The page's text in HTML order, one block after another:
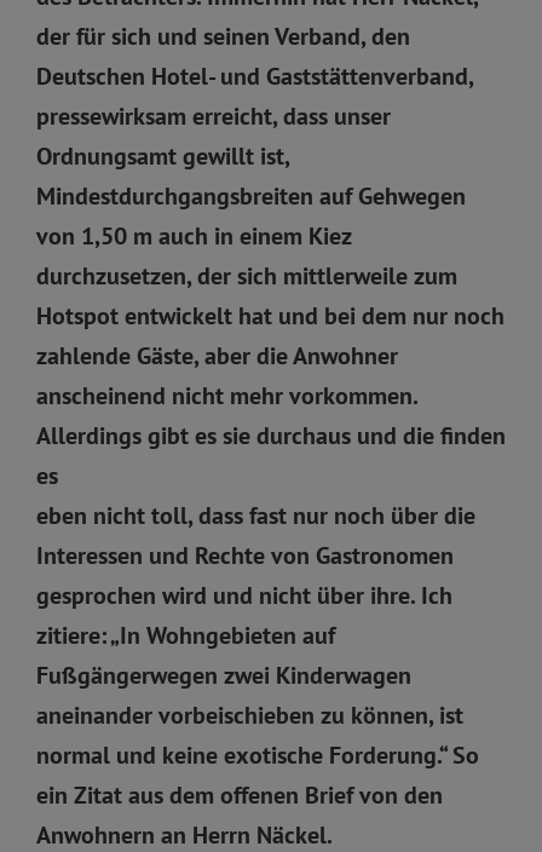
der für sich und seinen Verband, den
Deutschen Hotel- und Gaststättenverband,
pressewirksam erreicht, dass unser
Ordnungsamt gewillt ist,
Mindestdurchgangsbreiten auf Gehwegen
von 1,50 m auch in einem Kiez
durchzusetzen, der sich mittlerweile zum
Hotspot entwickelt hat und bei dem nur noch
zahlende Gäste, aber die Anwohner
anscheinend nicht mehr vorkommen.
Allerdings gibt es sie durchaus und die finden
es
eben nicht toll, dass fast nur noch über die
Interessen und Rechte von Gastronomen
gesprochen wird und nicht über ihre. Ich
zitiere: „In Wohngebieten auf
Fußgängerwegen zwei Kinderwagen
aneinander vorbeischieben zu können, ist
normal und keine exotische Forderung.“ So
ein Zitat aus dem offenen Brief von den
Anwohnern an Herrn Näckel.